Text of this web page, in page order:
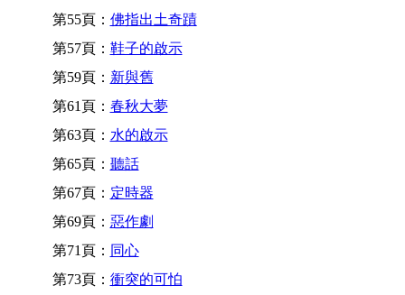
第55頁： 佛指出土奇蹟
第57頁： 鞋子的啟示
第59頁： 新與舊
第61頁： 春秋大夢
第63頁： 水的啟示
第65頁： 聽話
第67頁： 定時器
第69頁： 惡作劇
第71頁： 同心
第73頁： 衝突的可怕